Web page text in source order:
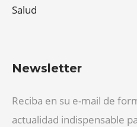
Salud
Newsletter
Reciba en su e-mail de
actualidad indispensable